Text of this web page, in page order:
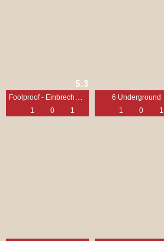
5.3
1 0 1
6 Underground
1 0 1